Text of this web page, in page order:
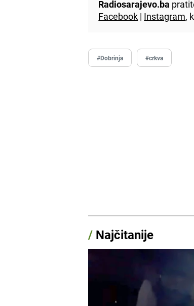
Radiosarajevo.ba
Facebook | Instagram,
#Dobrinja #crkva
/ Najčitanije